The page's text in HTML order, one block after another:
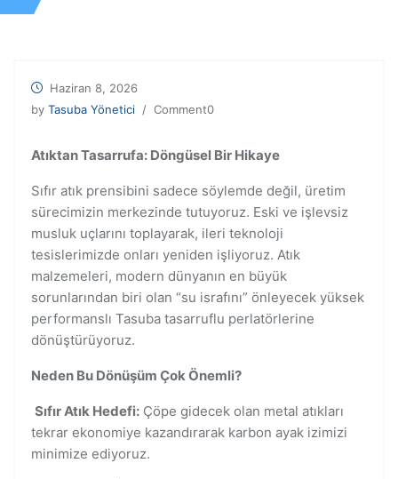
Haziran 8, 2026
by Tasuba Yönetici / Comment0
Atıktan Tasarrufa: Döngüsel Bir Hikaye
Sıfır atık prensibini sadece söylemde değil, üretim
sürecimizin merkezinde tutuyoruz. Eski ve işlevsiz
musluk uçlarını toplayarak, ileri teknoloji
tesislerimizde onları yeniden işliyoruz. Atık
malzemeleri, modern dünyanın en büyük
sorunlarından biri olan “su israfını” önleyecek yüksek
performanslı Tasuba tasarruflu perlatörlerine
dönüştürüyoruz.
Neden Bu Dönüşüm Çok Önemli?
Sıfır Atık Hedefi: Çöpe gidecek olan metal atıkları
tekrar ekonomiye kazandırarak karbon ayak izimizi
minimize ediyoruz.